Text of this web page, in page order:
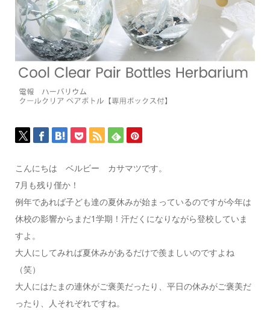
こんにちは ベルビー カサマツです。
7月も残り僅か！
例年であれば子ども達の夏休みが始まっているのですが今年は
休校の影響からまだ1学期！汗だくになりながら登校していま
すよ。
大人にしてみれば夏休みがあるだけで羨ましいのですよね
（笑）
大人にはたまの連休がご褒美だったり、平日の休みがご褒美だ
ったり、人それぞれですね。